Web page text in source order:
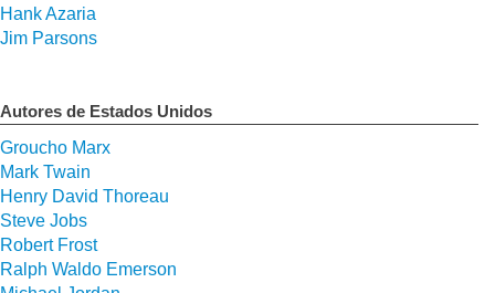
Hank Azaria
Jim Parsons
Autores de Estados Unidos
Groucho Marx
Mark Twain
Henry David Thoreau
Steve Jobs
Robert Frost
Ralph Waldo Emerson